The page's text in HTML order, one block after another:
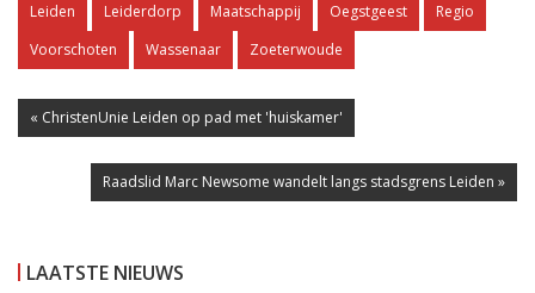
Leiden Leiderdorp Maatschappij Oegstgeest
Regio
Voorschoten
Wassenaar Zoeterwoude
« ChristenUnie Leiden op pad met 'huiskamer'
Raadslid Marc Newsome wandelt langs stadsgrens Leiden »
LAATSTE NIEUWS